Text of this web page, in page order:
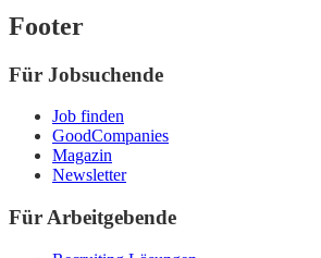
Footer
Für Jobsuchende
Job finden
GoodCompanies
Magazin
Newsletter
Für Arbeitgebende